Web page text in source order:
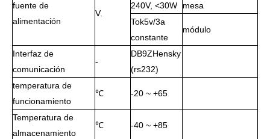
fuente de
alimentación
V.
240V, <30W
mesa
Tok5v/3a
constante
módulo
Interfaz de
comunicación
-
DB9ZHensky
(rs232)
temperatura de
funcionamiento
℃ -20 ~ +65
Temperatura de
almacenamiento
℃ -40 ~ +85